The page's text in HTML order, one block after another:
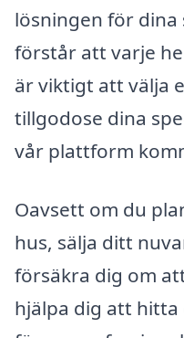
lösningen för dina
förstår att varje
är viktigt att välja
tillgodose dina
vår plattform
Oavsett om du
hus, sälja ditt
försäkra dig om
hjälpa dig att